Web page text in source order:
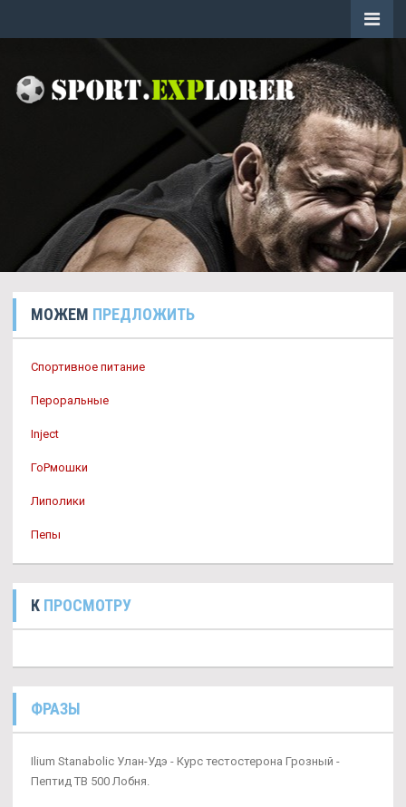
МОЖЕМ ПРЕДЛОЖИТЬ
Спортивное питание
Пероральные
Inject
ГоРмошки
Липолики
Пепы
К ПРОСМОТРУ
ФРАЗЫ
Ilium Stanabolic Улан-Удэ - Курс тестостерона Грозный -
Пептид TB 500 Лобня.